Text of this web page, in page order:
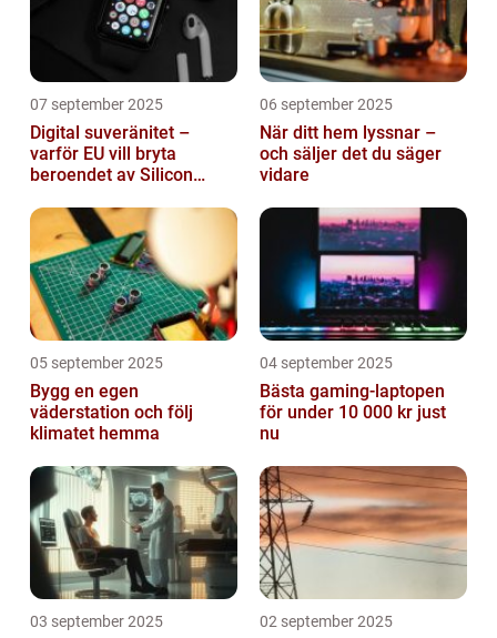
07 september 2025
Digital suveränitet –
varför EU vill bryta
beroendet av Silicon
06 september 2025
När ditt hem lyssnar –
och säljer det du säger
vidare
05 september 2025
Bygg en egen
väderstation och följ
klimatet hemma
04 september 2025
Bästa gaming-laptopen
för under 10 000 kr just
nu
03 september 2025 02 september 2025